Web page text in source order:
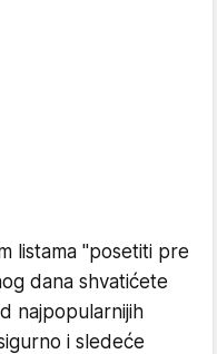
listama "posetiti pre
dana shvatićete
najpopularnijih
i sledeće